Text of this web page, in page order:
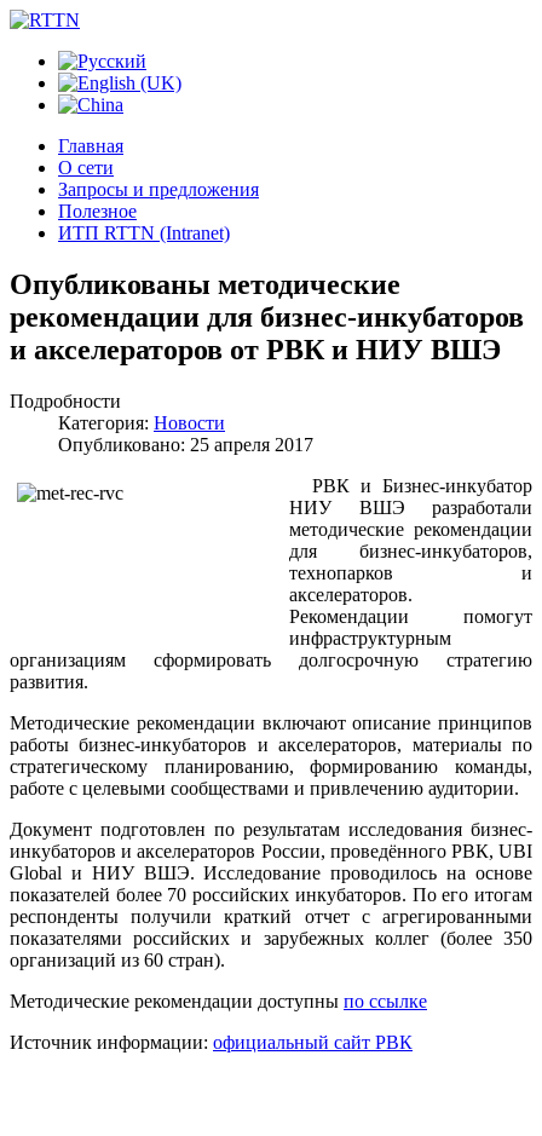
Главная
О сети
Запросы и предложения
Полезное
ИТП RTTN (Intranet)
Опубликованы методические
рекомендации для бизнес-инкубаторов
и акселераторов от РВК и НИУ ВШЭ
Подробности
Категория: Новости
Опубликовано: 25 апреля 2017
РВК и Бизнес-инкубатор
НИУ ВШЭ разработали
методические рекомендации
для бизнес-инкубаторов,
технопарков и
акселераторов.
Рекомендации помогут
инфраструктурным
организациям сформировать долгосрочную стратегию
развития.
Методические рекомендации включают описание принципов
работы бизнес-инкубаторов и акселераторов, материалы по
стратегическому планированию, формированию команды,
работе с целевыми сообществами и привлечению аудитории.
Документ подготовлен по результатам исследования бизнес-
инкубаторов и акселераторов России, проведённого РВК, UBI
Global и НИУ ВШЭ. Исследование проводилось на основе
показателей более 70 российских инкубаторов. По его итогам
респонденты получили краткий отчет с агрегированными
показателями российских и зарубежных коллег (более 350
организаций из 60 стран).
Методические рекомендации доступны по ссылке
Источник информации: официальный сайт РВК